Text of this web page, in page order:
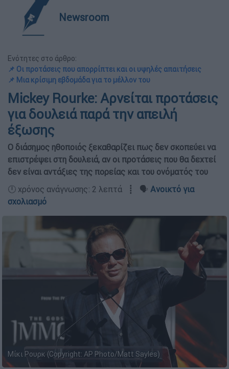
Newsroom
Ενότητες στο άρθρο:
📌 Οι προτάσεις που απορρίπτει και οι υψηλές απαιτήσεις
📌 Μια κρίσιμη εβδομάδα για το μέλλον του
Mickey Rourke: Aρνείται προτάσεις
για δουλειά παρά την απειλή
έξωσης
Ο διάσημος ηθοποιός ξεκαθαρίζει πως δεν σκοπεύει να
επιστρέψει στη δουλειά, αν οι προτάσεις που θα δεχτεί
δεν είναι αντάξιες της πορείας και του ονόματός του
🕛 χρόνος ανάγνωσης: 2 λεπτά ┋ 🗣️ Ανοικτό για
σχολιασμό
Μίκι Ρουρκ (Copyright: AP Photo/Matt Sayles)